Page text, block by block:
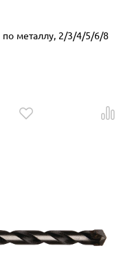
металлу, 2/3/4/5/6/8